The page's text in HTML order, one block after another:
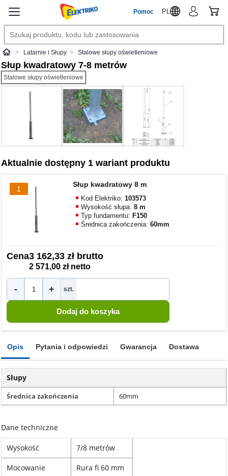
Pomoc PL
ElektrikoLatarnie i Słupy Stalowe słupy oświetleniowe
Słup kwadratowy 7-8 metrów
Stalowe słupy oświetleniowe
Aktualnie dostępny 1 wariant produktu
1
Słup kwadratowy 8 m
Kod Elektriko:103573
Wysokość słupa:8 m
Typ fundamentu: F150
Średnica zakończenia:60mm
Cena3 162,33 zł brutto
2 571,00 zł netto
- + szt.
Opis Pytania i odpowiedzi Gwarancja Dostawa
Słupy
Średnica zakończenia 60mm
Dane techniczne
Wysokość 7/8 metrów
Mocowanie Rura fi 60 mm